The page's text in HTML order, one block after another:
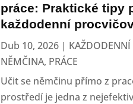
práce: Praktické tipy
každodenní
Dub 10, 2026| KAŽDODENNÍ
NĚMČINA, PRÁCE
Učit se němčinu přímo z
prostředí je jedna z